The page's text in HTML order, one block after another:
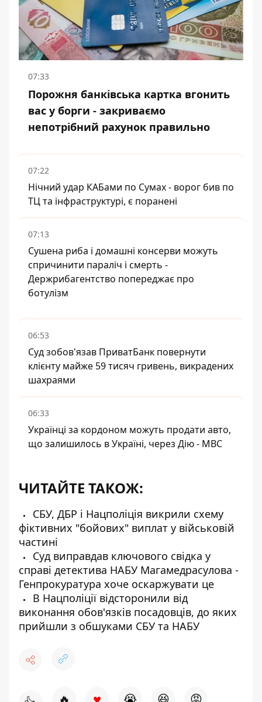
07:33
Порожня банківська картка вгонить
вас у борги - закриваємо
непотрібний рахунок правильно
07:22
Нічний удар КАБами по Сумах - ворог бив по
ТЦ та інфраструктурі, є поранені
07:13
Сушена риба і домашні консерви можуть
спричинити параліч і смерть -
Держрибагентство попереджає про
ботулізм
06:53
Суд зобов'язав ПриватБанк повернути
клієнту майже 59 тисяч гривень, викрадених
шахраями
06:33
Українці за кордоном можуть продати авто,
що залишилось в Україні, через Дію - МВС
ЧИТАЙТЕ ТАКОЖ:
СБУ, ДБР і Нацполіція викрили схему
фіктивних "бойових" виплат у військовій
частині
Суд виправдав ключового свідка у
справі детектива НАБУ Магамедрасулова -
Генпрокуратура хоче оскаржувати це
В Нацполіції відсторонили від
виконання обов'язків посадовців, до яких
прийшли з обшуками СБУ та НАБУ
🔥 😭 😆 😡